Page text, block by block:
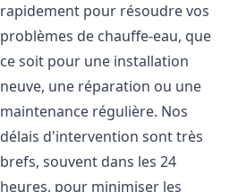
rapidement pour résoudre vos
problèmes de chauffe-eau, que
ce soit pour une installation
neuve, une réparation ou une
maintenance régulière. Nos
délais d'intervention sont très
brefs, souvent dans les 24
heures, pour minimiser les